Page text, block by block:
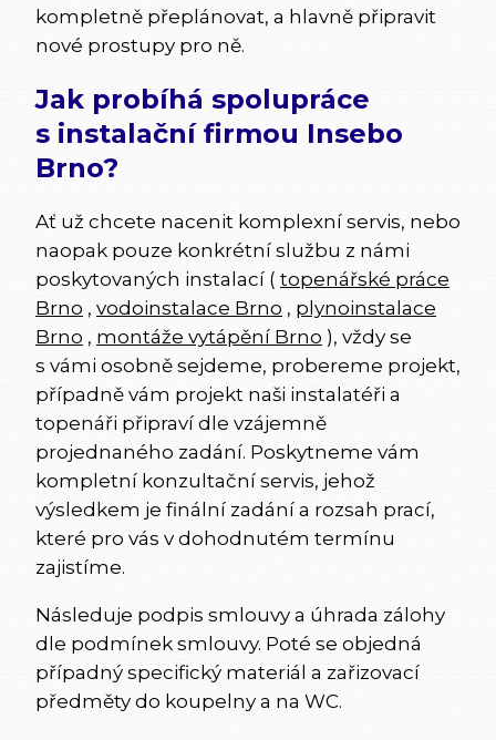
kompletně přeplánovat, a hlavně připravit
nové prostupy pro ně.
Jak probíhá spolupráce
s instalační firmou Insebo
Brno?
Ať už chcete nacenit komplexní servis, nebo
naopak pouze konkrétní službu z námi
poskytovaných instalací ( topenářské práce
Brno , vodoinstalace Brno , plynoinstalace
Brno , montáže vytápění Brno ), vždy se
s vámi osobně sejdeme, probereme projekt,
případně vám projekt naši instalatéři a
topenáři připraví dle vzájemně
projednaného zadání. Poskytneme vám
kompletní konzultační servis, jehož
výsledkem je finální zadání a rozsah prací,
které pro vás v dohodnutém termínu
zajistíme.
Následuje podpis smlouvy a úhrada zálohy
dle podmínek smlouvy. Poté se objedná
případný specifický materiál a zařizovací
předměty do koupelny a na WC.